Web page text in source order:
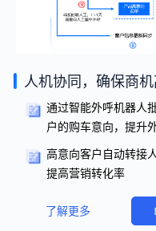
人机协同，确保商
通过智能外呼机器人
户的购车意向，提升
高意向客户自动转接
提高营销转化率
了解更多